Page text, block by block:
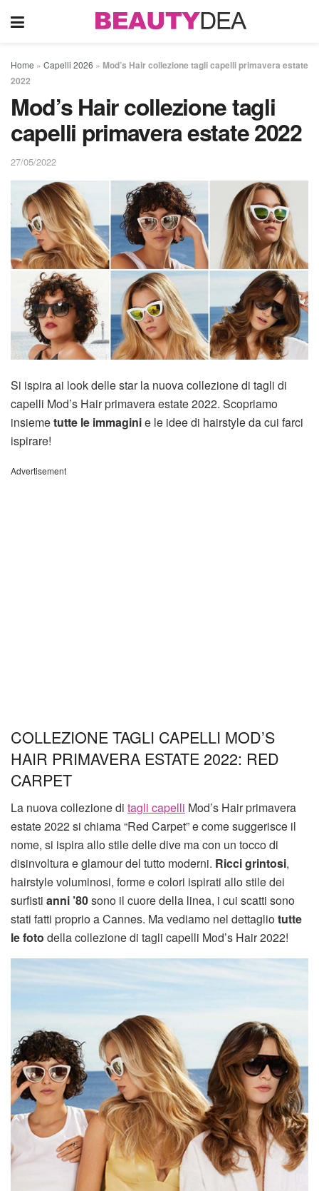
Home » Capelli 2026 » Mod’s Hair collezione tagli capelli primavera estate
2022
Mod’s Hair collezione tagli
capelli primavera estate 2022
27/05/2022
Si ispira ai look delle star la nuova collezione di tagli di
capelli Mod’s Hair primavera estate 2022. Scopriamo
insiemetutte le immaginie le idee di hairstyle da cui farci
ispirare!
Advertisement
COLLEZIONE TAGLI CAPELLI MOD’S
HAIR PRIMAVERA ESTATE 2022: RED
CARPET
La nuova collezione di tagli capelli Mod’s Hair primavera
estate 2022 si chiama “Red Carpet” e come suggerisce il
nome, si ispira allo stile delle dive ma con un tocco di
disinvoltura e glamour del tutto moderni. Ricci grintosi,
hairstyle voluminosi, forme e colori ispirati allo stile dei
surfisti anni ’80sono il cuore della linea, i cui scatti sono
stati fatti proprio a Cannes. Ma vediamo nel dettagliotutte
le foto della collezione di tagli capelli Mod’s Hair 2022!